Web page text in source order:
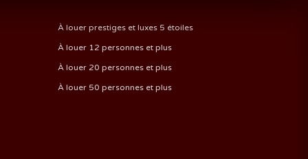
À louer prestiges et luxes 5 étoiles
À louer 12 personnes et plus
À louer 20 personnes et plus
À louer 50 personnes et plus